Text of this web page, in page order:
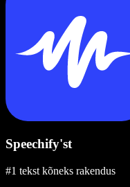
Speechify'st
#1 tekst kõneks rakendus